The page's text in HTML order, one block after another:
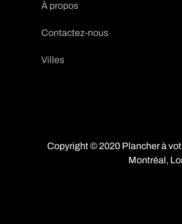
À propos
Contactez-nous
Villes
Copyright © 2020 Plancher à
Montréal,